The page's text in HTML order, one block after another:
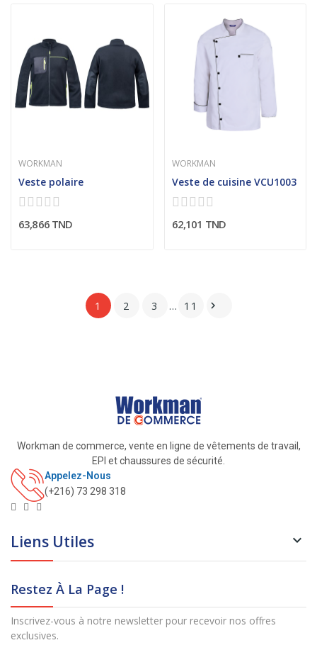
WORKMAN
Veste polaire
63,866 TND
WORKMAN
Veste de cuisine VCU1003
62,101 TND
1 2 3 … 11 
Workman de commerce, vente en ligne de vêtements de travail,
EPI et chaussures de sécurité.
Appelez-Nous
(+216) 73 298 318
Liens Utiles 
Restez À La Page !
Inscrivez-vous à notre newsletter pour recevoir nos offres
exclusives.